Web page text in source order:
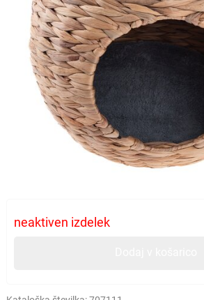
neaktiven izdelek